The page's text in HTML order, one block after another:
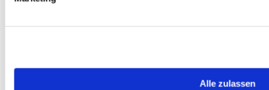
Alle zulassen